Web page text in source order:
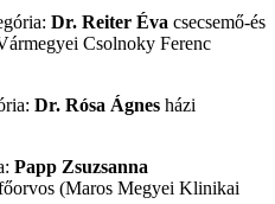
Dr. Reiter Éva csecsemő-és
Csolnoky Ferenc
Dr. Rósa Ágnes házi
Papp Zsuzsanna
(Maros Megyei Klinikai